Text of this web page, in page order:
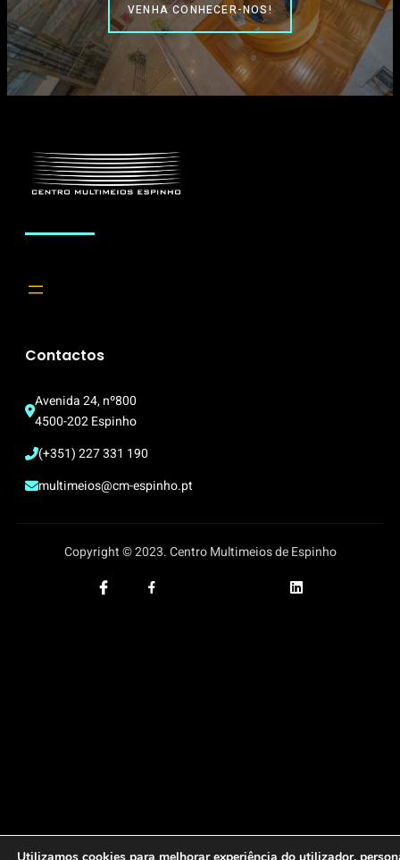
VENHA CONHECER-NOS!
Contactos
Avenida 24, nº800
4500-202 Espinho
(+351) 227 331 190
multimeios@cm-espinho.pt
Copyright © 2023. Centro Multimeios de Espinho